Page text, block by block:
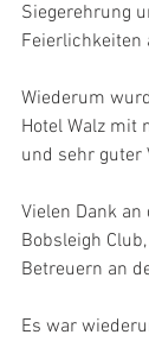
Siegerehrung
Feierlichkeiten
Wiederum
Hotel Walz mit
und sehr guter
Vielen Dank an
Bobsleigh
Betreuern an
Es war